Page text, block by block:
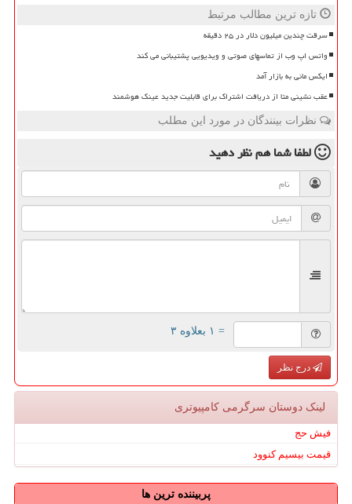
تازه ترین مطالب مرتبط
سرقت چندین میلیون دلار در ۲۵ دقیقه
واتس اپ وب از تماسهای صوتی و ویدیویی پشتیبانی می کند
ایکس مانی به بازار آمد
عقب نشینی متا از دریافت اشتراک برای قابلیت جدید عینک هوشمند
نظرات بینندگان در مورد این مطلب
لطفا شما همنظر دهید
= ۱ بعلاوه ۳
درج نظر
لینک دوستان سرگرمی كامپیوتری
فیش حج
قیمت بیسیم کنوود
پربیننده ترین ها